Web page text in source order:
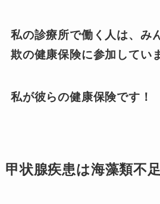
私の診療所で働く人は、み
欺の健康保険に参加してい
私が彼らの健康保険です！
甲状腺疾患は海藻類不